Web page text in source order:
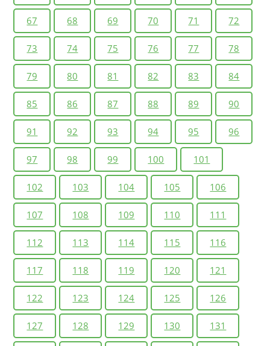
67 68 69 70 71 72
73 74 75 76 77 78
79 80 81 82 83 84
85 86 87 88 89 90
91 92 93 94 95 96
97 98 99 100 101
102 103 104 105 106
107 108 109 110 111
112 113 114 115 116
117 118 119 120 121
122 123 124 125 126
127 128 129 130 131